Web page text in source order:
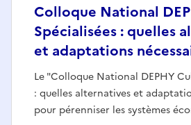
Colloque National
Spécialisées : quelles
et adaptations
Le "Colloque National DEPHY
: quelles alternatives et
pour pérenniser les systèmes